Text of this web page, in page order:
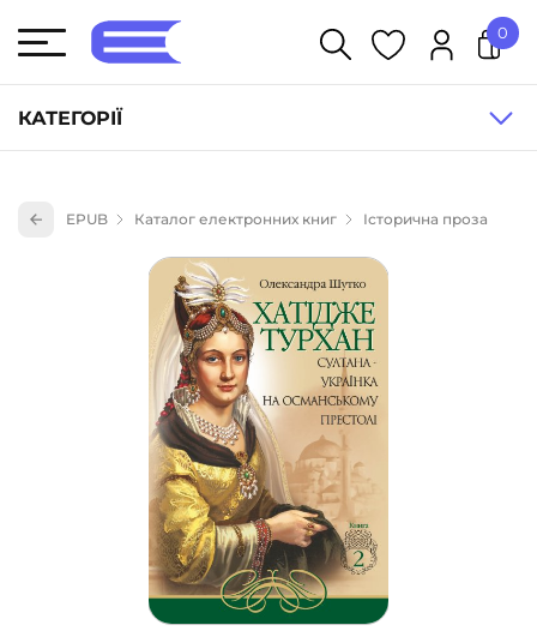
КАТЕГОРІЇ
Книги для дітей (836)
Книги для підлітків (240)
Науково-популярна література (1015)
Навчальна література та посібники (527)
Енциклопедії, довідники, словники (55)
Подарункові сертифікати (1)
0
EPUB Каталог електронних книг Історична проза